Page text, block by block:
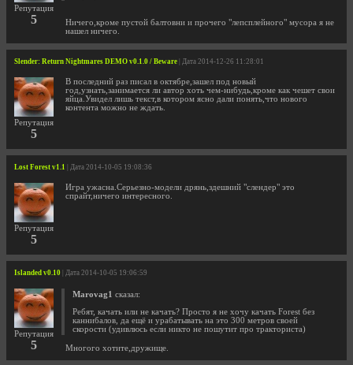
Репутация
5
Ничего,кроме пустой балтовни и прочего "лепсплейного" мусора я не
нашел ничего.
Slender: Return Nightmares DEMO v0.1.0 / Beware | Дата 2014-12-26 11:28:01
Репутация
5
В последний раз писал в октябре,зашел под новый
год,узнать,занимается ли автор хоть чем-нибудь,кроме как чешет свои
яйца.Увидел лишь текст,в котором ясно дали понять,что нового
контента можно не ждать.
Lost Forest v1.1 | Дата 2014-10-05 19:08:36
Репутация
5
Игра ужасна.Серьезно-модели дрянь,здешний "слендер" это
спрайт,ничего интересного.
Islanded v0.10 | Дата 2014-10-05 19:06:59
Репутация
5
Marovag1 сказал:
Ребят, качать или не качать? Просто я не хочу качать Forest без
каннибалов, да ещё и урабатывать на это 300 метров своей
скорости (удивлюсь если никто не пошутит про тракториста)
Многого хотите,дружище.